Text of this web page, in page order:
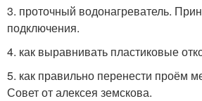
3. проточный водонагреватель.
подключения.
4. как выравнивать пластиковые
5. как правильно перенести проём
Совет от алексея земскова.